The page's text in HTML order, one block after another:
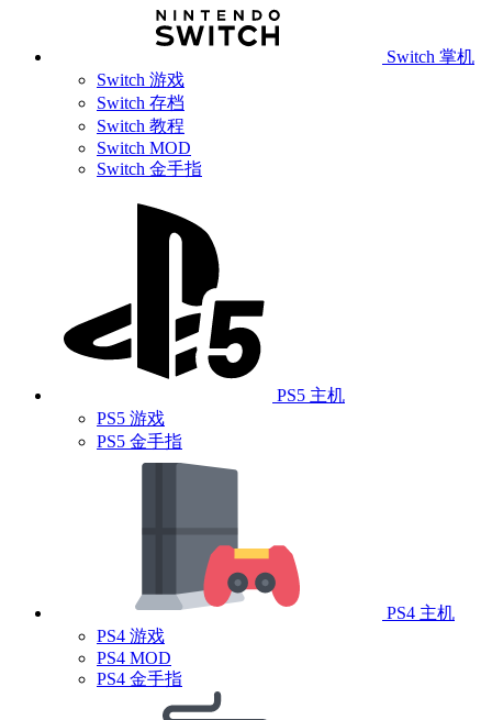
Switch 掌机
Switch 游戏
Switch 存档
Switch 教程
Switch MOD
Switch 金手指
PS5 主机
PS5 游戏
PS5 金手指
PS4 主机
PS4 游戏
PS4 MOD
PS4 金手指